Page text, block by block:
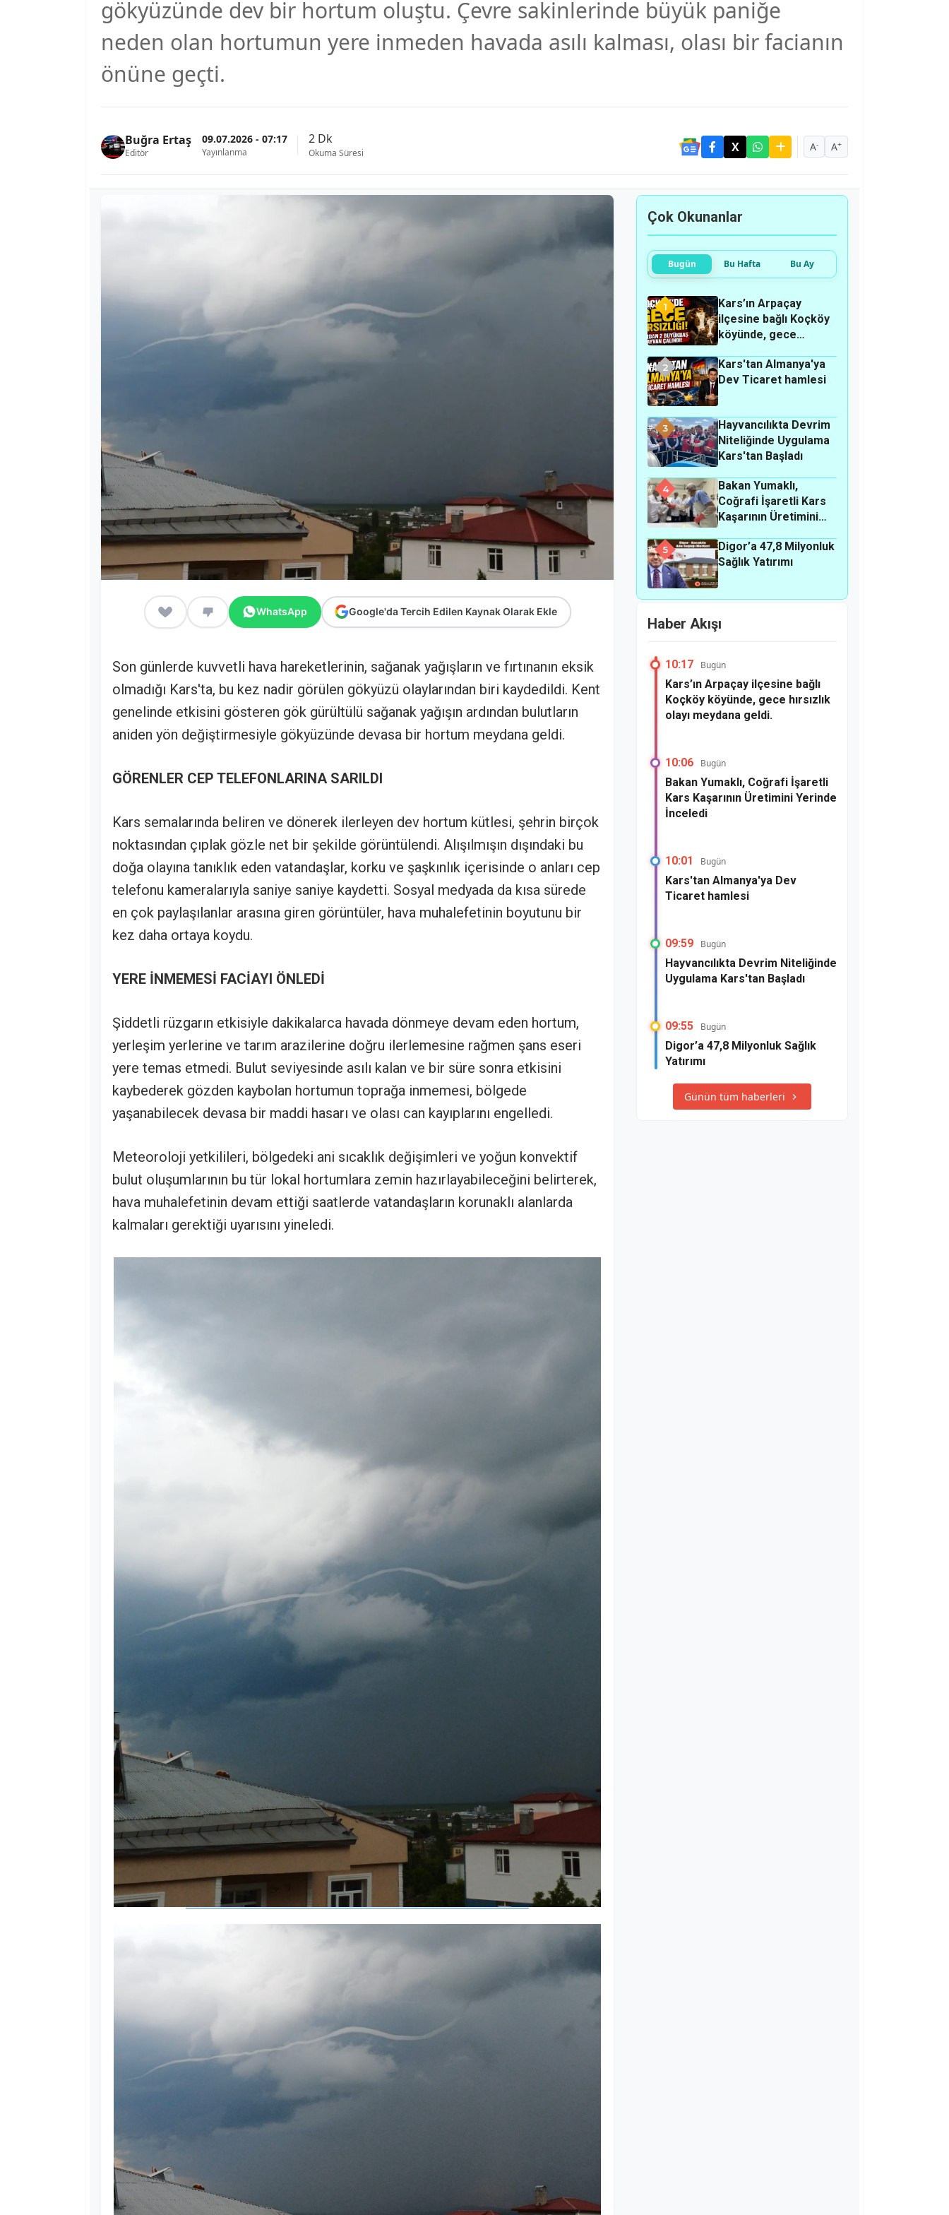
gökyüzünde dev bir hortum oluştu. Çevre sakinlerinde büyük paniğe
neden olan hortumun yere inmeden havada asılı kalması, olası bir facianın
önüne geçti.
Buğra Ertaş
Editör
09.07.2026 - 07:17
Yayınlanma
2 Dk
Okuma Süresi A- A+
WhatsApp Google'da Tercih Edilen Kaynak Olarak Ekle
Son günlerde kuvvetli hava hareketlerinin, sağanak yağışların ve fırtınanın eksik
olmadığı Kars'ta, bu kez nadir görülen gökyüzü olaylarından biri kaydedildi. Kent
genelinde etkisini gösteren gök gürültülü sağanak yağışın ardından bulutların
aniden yön değiştirmesiyle gökyüzünde devasa bir hortum meydana geldi.
GÖRENLER CEP TELEFONLARINA SARILDI
Kars semalarında beliren ve dönerek ilerleyen dev hortum kütlesi, şehrin birçok
noktasından çıplak gözle net bir şekilde görüntülendi. Alışılmışın dışındaki bu
doğa olayına tanıklık eden vatandaşlar, korku ve şaşkınlık içerisinde o anları cep
telefonu kameralarıyla saniye saniye kaydetti. Sosyal medyada da kısa sürede
en çok paylaşılanlar arasına giren görüntüler, hava muhalefetinin boyutunu bir
kez daha ortaya koydu.
YERE İNMEMESİ FACİAYI ÖNLEDİ
Şiddetli rüzgarın etkisiyle dakikalarca havada dönmeye devam eden hortum,
yerleşim yerlerine ve tarım arazilerine doğru ilerlemesine rağmen şans eseri
yere temas etmedi. Bulut seviyesinde asılı kalan ve bir süre sonra etkisini
kaybederek gözden kaybolan hortumun toprağa inmemesi, bölgede
yaşanabilecek devasa bir maddi hasarı ve olası can kayıplarını engelledi.
Meteoroloji yetkilileri, bölgedeki ani sıcaklık değişimleri ve yoğun konvektif
bulut oluşumlarının bu tür lokal hortumlara zemin hazırlayabileceğini belirterek,
hava muhalefetinin devam ettiği saatlerde vatandaşların korunaklı alanlarda
kalmaları gerektiği uyarısını yineledi.
Çok Okunanlar
Bugün Bu Hafta Bu Ay
1
Kars’ın Arpaçay
ilçesine bağlı Koçköy
köyünde, gece
meydana geldi.
2
Kars'tan Almanya'ya
Dev Ticaret hamlesi
3
Hayvancılıkta Devrim
Niteliğinde Uygulama
Kars'tan Başladı
4
Bakan Yumaklı,
Coğrafi İşaretli Kars
Kaşarının Üretimini
5
Digor’a 47,8 Milyonluk
Sağlık Yatırımı
Haber Akışı
10:17 Bugün
Kars’ın Arpaçay ilçesine bağlı
Koçköy köyünde, gece hırsızlık
olayı meydana geldi.
10:06 Bugün
Bakan Yumaklı, Coğrafi İşaretli
Kars Kaşarının Üretimini Yerinde
İnceledi
10:01 Bugün
Kars'tan Almanya'ya Dev
Ticaret hamlesi
09:59 Bugün
Hayvancılıkta Devrim Niteliğinde
Uygulama Kars'tan Başladı
09:55 Bugün
Digor’a 47,8 Milyonluk Sağlık
Yatırımı
Günün tüm haberleri